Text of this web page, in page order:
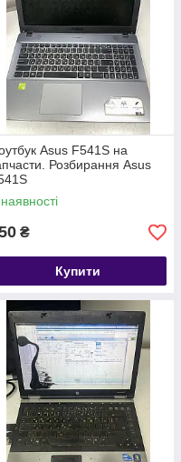
Asus F541S на
Розбирання Asus
₴
Купити